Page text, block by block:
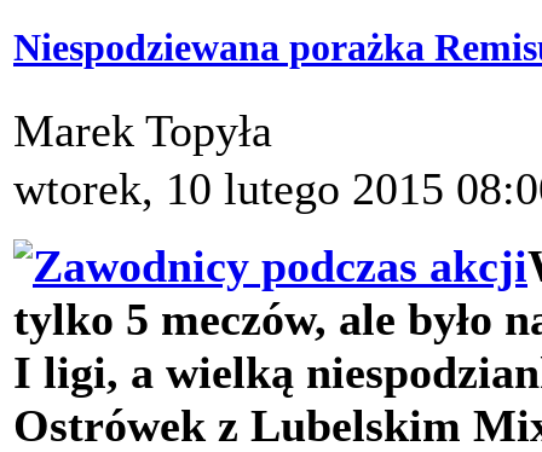
Niespodziewana porażka
Marek Topyła
wtorek, 10 lutego 2015
tylko 5 meczów, ale było
I ligi, a wielką
Ostrówek z Lubelskim